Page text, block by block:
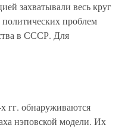
захватывали весь круг
проблем
в СССР. Для
гг. обнаруживаются
нэповской модели. Их